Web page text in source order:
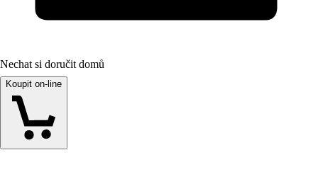
Nechat si doručit domů
Koupit on-line